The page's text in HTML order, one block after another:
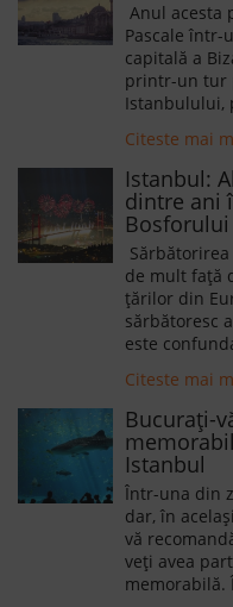
Anul acesta
Pascale într-
capitală a
printr-un tur
Istanbulului,
Hipodromul,
Cisternele
Citeste mai
Istanbul:
dintre ani
Bosforului
de mult față
țărilor din
sărbătoresc
este
de ce să o
Citeste mai
Bucurați-
Istanbul
Într-una din
dar, în
vă
veți avea
memorabilă.